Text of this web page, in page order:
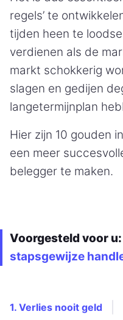
regels’ te
tijden heen te
verdienen als de
markt schokkerig
slagen en gedijen
langetermijnplan
Hier zijn 10 gouden
een meer
belegger te maken.
Voorgesteld voor u:
stapsgewijze
1. Verlies nooit geld